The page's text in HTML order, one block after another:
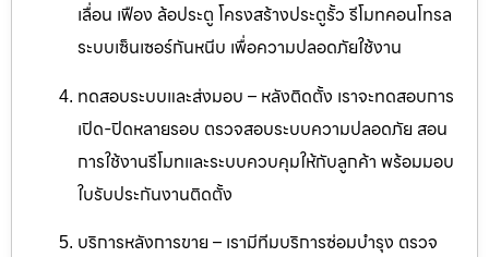
เลื่อน เฟือง ล้อประตู โครงสร้างประตูรั้ว รีโมทคอนโทรล
ระบบเซ็นเซอร์กันหนีบ เพื่อความปลอดภัยใช้งาน
ทดสอบระบบและส่งมอบ – หลังติดตั้ง เราจะทดสอบการ
เปิด-ปิดหลายรอบ ตรวจสอบระบบความปลอดภัย สอน
การใช้งานรีโมทและระบบควบคุมให้กับลูกค้า พร้อมมอบ
ใบรับประกันงานติดตั้ง
บริการหลังการขาย – เรามีทีมบริการซ่อมบำรุง ตรวจ